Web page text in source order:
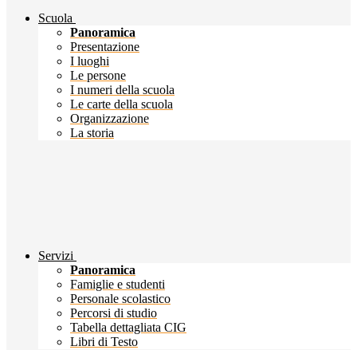
Scuola
Panoramica
Presentazione
I luoghi
Le persone
I numeri della scuola
Le carte della scuola
Organizzazione
La storia
Servizi
Panoramica
Famiglie e studenti
Personale scolastico
Percorsi di studio
Tabella dettagliata CIG
Libri di Testo